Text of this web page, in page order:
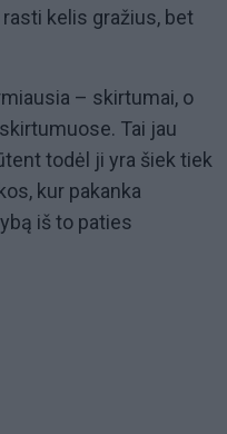
kelis gražius, bet
– skirtumai, o
Tai jau
todėl ji yra šiek tiek
kur pakanka
iš to paties